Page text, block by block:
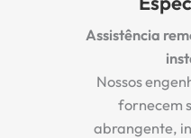
Assistência
Nossos
fornecem
abrangente,